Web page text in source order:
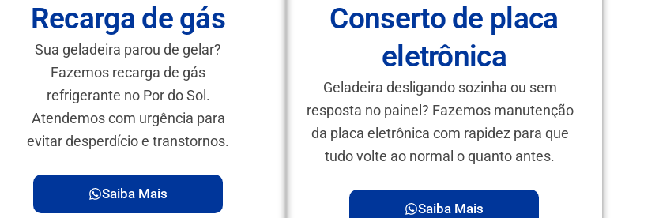
Recarga de gás
Sua geladeira parou de gelar?
Fazemos recarga de gás
refrigerante no Por do Sol.
Atendemos com urgência para
evitar desperdício e transtornos.
Saiba Mais
Conserto de placa
eletrônica
Geladeira desligando sozinha ou sem
resposta no painel? Fazemos manutenção
da placa eletrônica com rapidez para que
tudo volte ao normal o quanto antes.
Saiba Mais